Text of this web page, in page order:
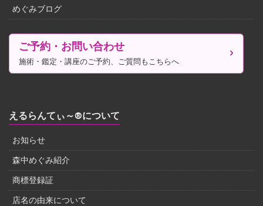
めぐみブログ
ご予約・お問い合わせ
施術・鑑定・講座のご予約、ご質問もこちらへ
えるらんてぃ～®について
お知らせ
森中めぐみ紹介
商標登録証
店名の由来について